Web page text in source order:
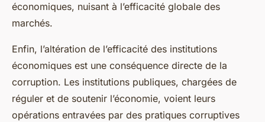
économiques, nuisant à l’efficacité globale des
marchés.
Enfin, l’altération de l’efficacité des institutions
économiques est une conséquence directe de la
corruption. Les institutions publiques, chargées de
réguler et de soutenir l’économie, voient leurs
opérations entravées par des pratiques corruptives